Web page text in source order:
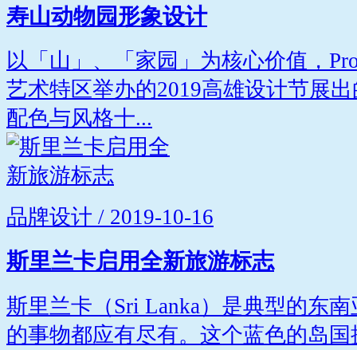
寿山动物园形象设计
以「山」、「家园」为核心价值，
艺术特区举办的2019高雄设计节展
配色与风格十...
品牌设计 / 2019-10-16
斯里兰卡启用全新旅游标志
斯里兰卡（Sri Lanka）是典型的东
的事物都应有尽有。这个蓝色的岛